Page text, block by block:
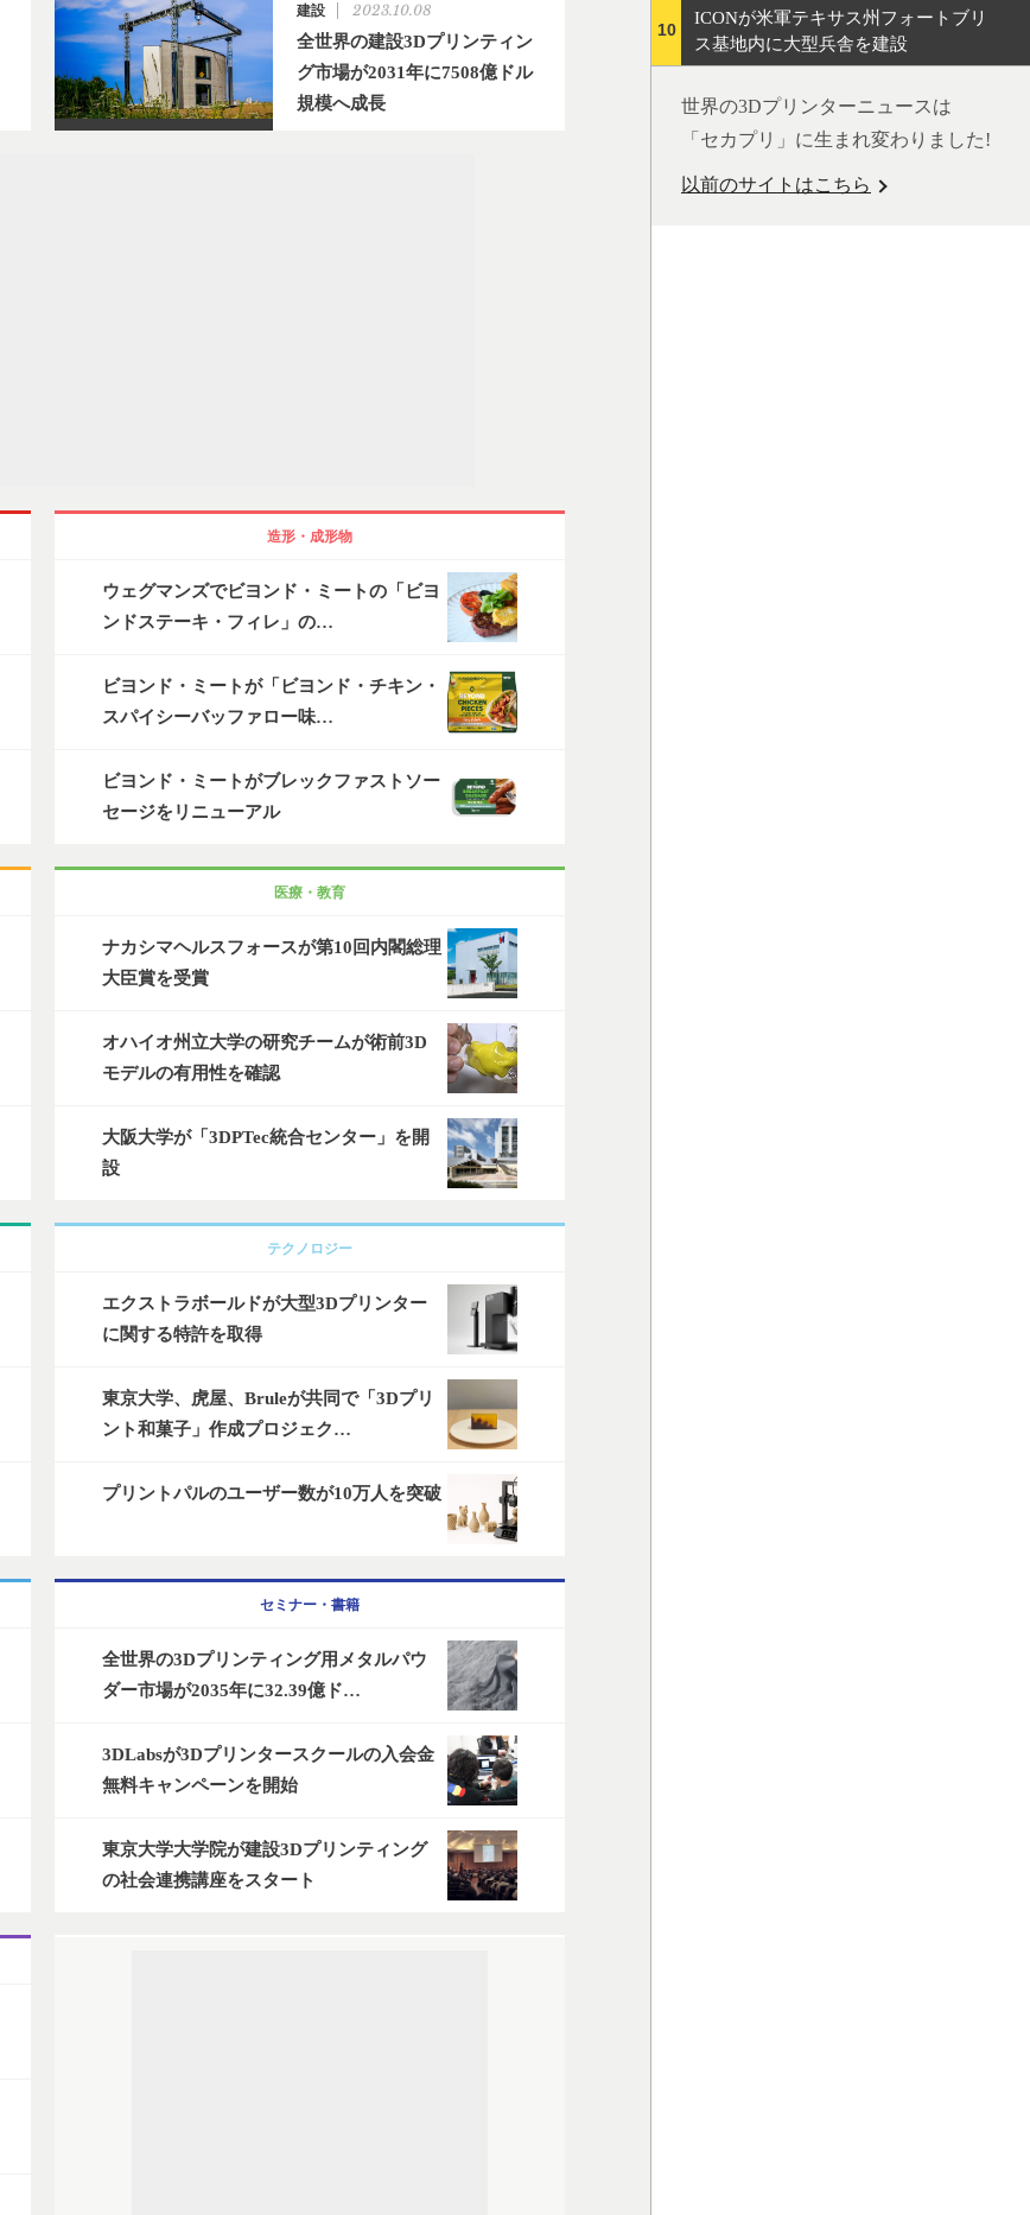
建設 2023.10.08
全世界の建設3Dプリンティン
グ市場が2031年に7508億ドル
規模へ成長
造形・成形物
ウェグマンズでビヨンド・ミートの「ビヨ
ンドステーキ・フィレ」の…
ビヨンド・ミートが「ビヨンド・チキン・
スパイシーバッファロー味…
ビヨンド・ミートがブレックファストソー
セージをリニューアル
医療・教育
ナカシマヘルスフォースが第10回内閣総理
大臣賞を受賞
オハイオ州立大学の研究チームが術前3D
モデルの有用性を確認
大阪大学が「3DPTec統合センター」を開
設
テクノロジー
エクストラボールドが大型3Dプリンター
に関する特許を取得
東京大学、虎屋、Bruleが共同で「3Dプリ
ント和菓子」作成プロジェク…
プリントパルのユーザー数が10万人を突破
セミナー・書籍
全世界の3Dプリンティング用メタルパウ
ダー市場が2035年に32.39億ド…
3DLabsが3Dプリンタースクールの入会金
無料キャンペーンを開始
東京大学大学院が建設3Dプリンティング
の社会連携講座をスタート
10
ICONが米軍テキサス州フォートブリ
ス基地内に大型兵舎を建設
世界の3Dプリンターニュースは
「セカプリ」に生まれ変わりました!
以前のサイトはこちら